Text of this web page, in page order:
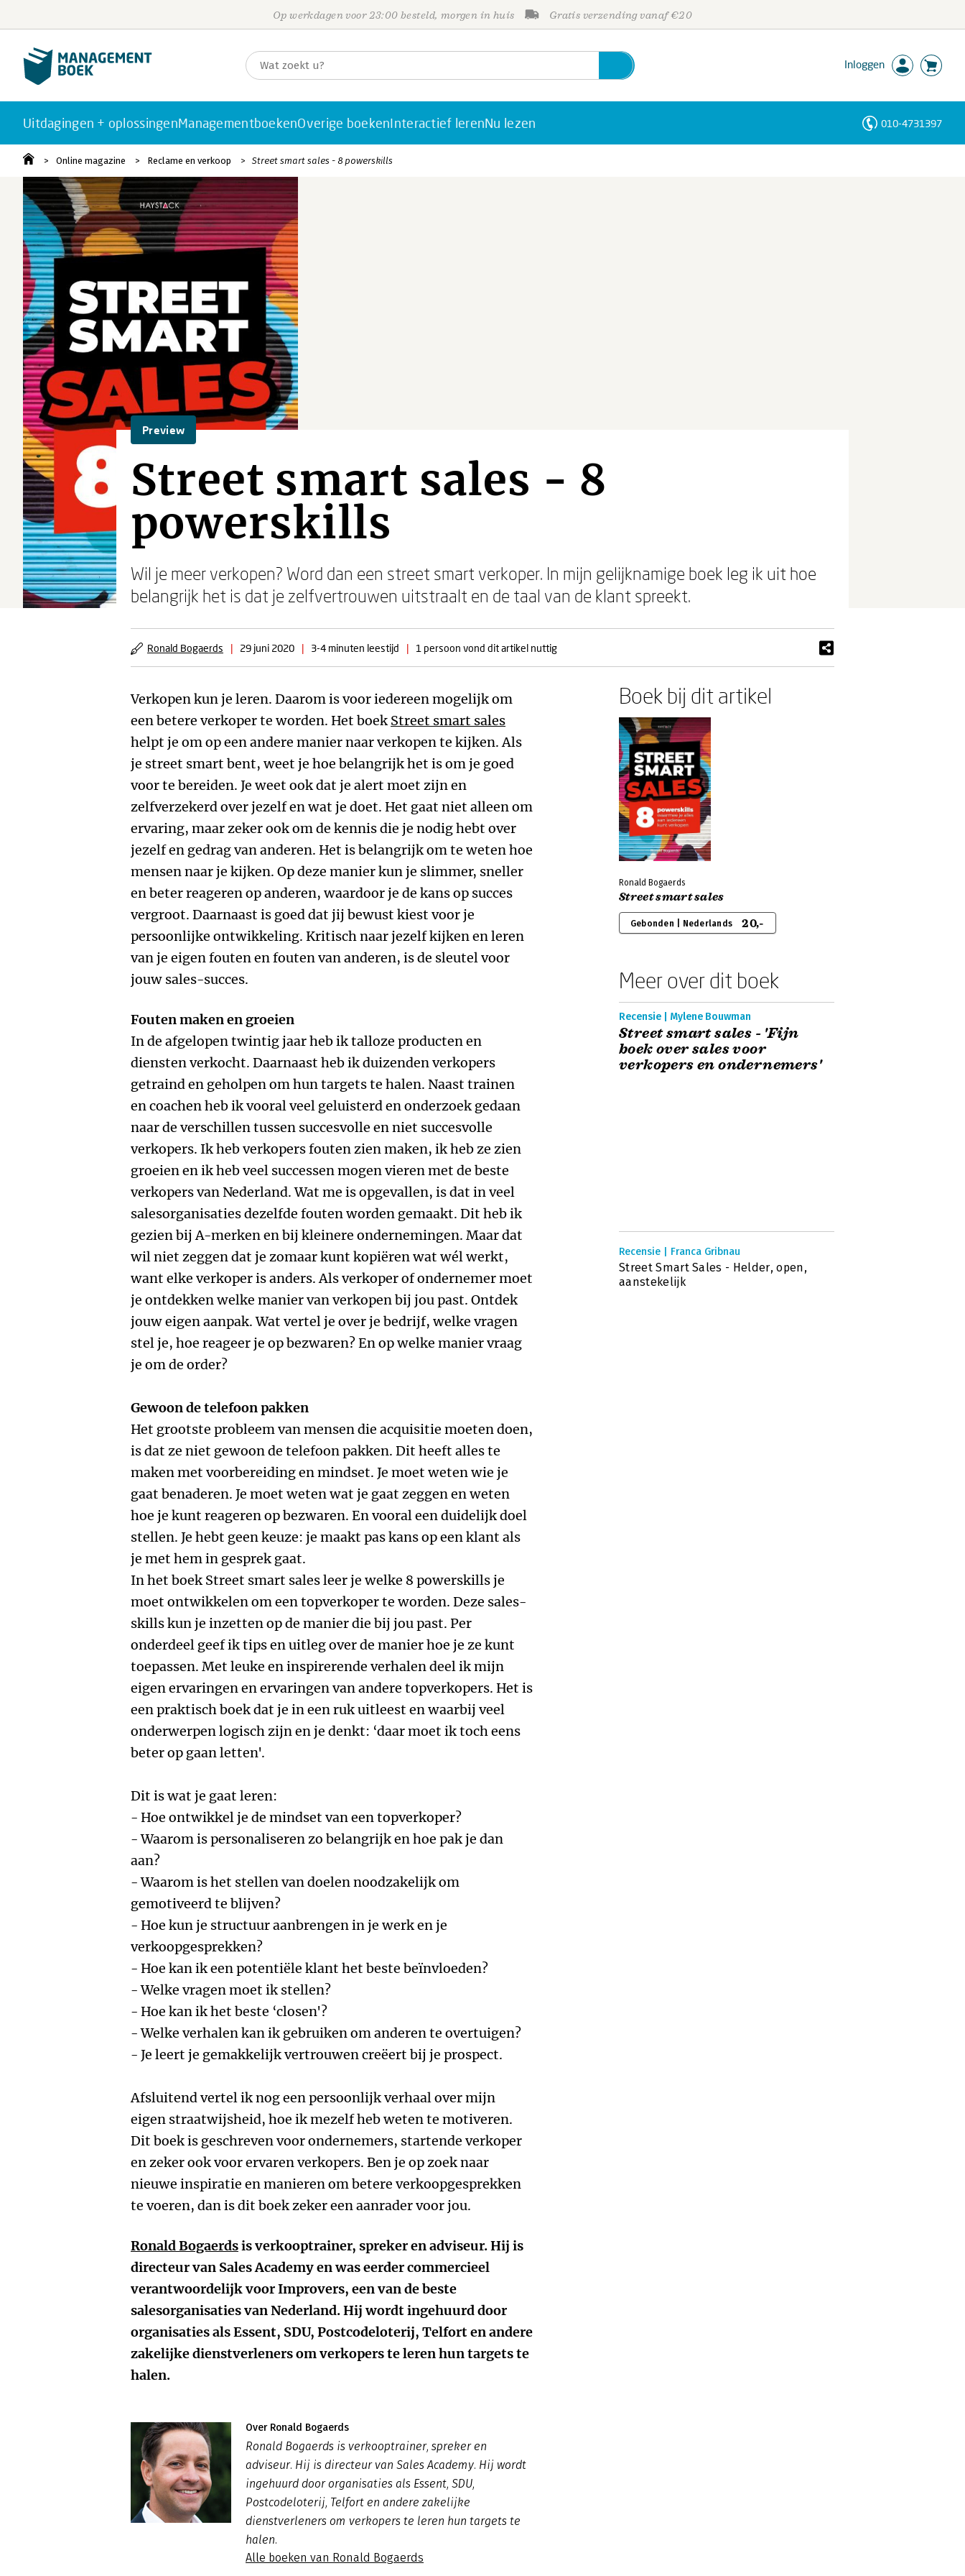
Op werkdagen voor 23:00 besteld, morgen in huis Gratis verzending vanaf €20
Inloggen
Uitdagingen + oplossingenManagementboekenOverige boekenInteractief lerenNu lezen 010-4731397
Online magazine Reclame en verkoop Street smart sales - 8 powerskills
Preview
Street smart sales - 8
powerskills
Wil je meer verkopen? Word dan een street smart verkoper. In mijn gelijknamige boek leg ik uit hoe
belangrijk het is dat je zelfvertrouwen uitstraalt en de taal van de klant spreekt.
Ronald Bogaerds | 29 juni 2020 | 3-4 minuten leestijd | 1 persoon vond dit artikel nuttig
Verkopen kun je leren. Daarom is voor iedereen mogelijk om
een betere verkoper te worden. Het boekStreet smart sales
helpt je om op een andere manier naar verkopen te kijken. Als
je street smart bent, weet je hoe belangrijk het is om je goed
voor te bereiden. Je weet ook dat je alert moet zijn en
zelfverzekerd over jezelf en wat je doet. Het gaat niet alleen om
ervaring, maar zeker ook om de kennis die je nodig hebt over
jezelf en gedrag van anderen. Het is belangrijk om te weten hoe
mensen naar je kijken. Op deze manier kun je slimmer, sneller
en beter reageren op anderen, waardoor je de kans op succes
vergroot. Daarnaast is goed dat jij bewust kiest voor je
persoonlijke ontwikkeling. Kritisch naar jezelf kijken en leren
van je eigen fouten en fouten van anderen, is de sleutel voor
jouw sales-succes.
Fouten maken en groeien
In de afgelopen twintig jaar heb ik talloze producten en
diensten verkocht. Daarnaast heb ik duizenden verkopers
getraind en geholpen om hun targets te halen. Naast trainen
en coachen heb ik vooral veel geluisterd en onderzoek gedaan
naar de verschillen tussen succesvolle en niet succesvolle
verkopers. Ik heb verkopers fouten zien maken, ik heb ze zien
groeien en ik heb veel successen mogen vieren met de beste
verkopers van Nederland. Wat me is opgevallen, is dat in veel
salesorganisaties dezelfde fouten worden gemaakt. Dit heb ik
gezien bij A-merken en bij kleinere ondernemingen. Maar dat
wil niet zeggen dat je zomaar kunt kopiëren wat wél werkt,
want elke verkoper is anders. Als verkoper of ondernemer moet
je ontdekken welke manier van verkopen bij jou past. Ontdek
jouw eigen aanpak. Wat vertel je over je bedrijf, welke vragen
stel je, hoe reageer je op bezwaren? En op welke manier vraag
je om de order?
Gewoon de telefoon pakken
Het grootste probleem van mensen die acquisitie moeten doen,
is dat ze niet gewoon de telefoon pakken. Dit heeft alles te
maken met voorbereiding en mindset. Je moet weten wie je
gaat benaderen. Je moet weten wat je gaat zeggen en weten
hoe je kunt reageren op bezwaren. En vooral een duidelijk doel
stellen. Je hebt geen keuze: je maakt pas kans op een klant als
je met hem in gesprek gaat.
In het boek Street smart sales leer je welke 8 powerskills je
moet ontwikkelen om een topverkoper te worden. Deze sales-
skills kun je inzetten op de manier die bij jou past. Per
onderdeel geef ik tips en uitleg over de manier hoe je ze kunt
toepassen. Met leuke en inspirerende verhalen deel ik mijn
eigen ervaringen en ervaringen van andere topverkopers. Het is
een praktisch boek dat je in een ruk uitleest en waarbij veel
onderwerpen logisch zijn en je denkt: ‘daar moet ik toch eens
beter op gaan letten'.
Dit is wat je gaat leren:
- Hoe ontwikkel je de mindset van een topverkoper?
- Waarom is personaliseren zo belangrijk en hoe pak je dan
aan?
- Waarom is het stellen van doelen noodzakelijk om
gemotiveerd te blijven?
- Hoe kun je structuur aanbrengen in je werk en je
verkoopgesprekken?
- Hoe kan ik een potentiële klant het beste beïnvloeden?
- Welke vragen moet ik stellen?
- Hoe kan ik het beste ‘closen'?
- Welke verhalen kan ik gebruiken om anderen te overtuigen?
- Je leert je gemakkelijk vertrouwen creëert bij je prospect.
Afsluitend vertel ik nog een persoonlijk verhaal over mijn
eigen straatwijsheid, hoe ik mezelf heb weten te motiveren.
Dit boek is geschreven voor ondernemers, startende verkoper
en zeker ook voor ervaren verkopers. Ben je op zoek naar
nieuwe inspiratie en manieren om betere verkoopgesprekken
te voeren, dan is dit boek zeker een aanrader voor jou.
Ronald Bogaerdsis verkooptrainer, spreker en adviseur. Hij is
directeur van Sales Academy en was eerder commercieel
verantwoordelijk voor Improvers, een van de beste
salesorganisaties van Nederland. Hij wordt ingehuurd door
organisaties als Essent, SDU, Postcodeloterij, Telfort en andere
zakelijke dienstverleners om verkopers te leren hun targets te
halen.
Over Ronald Bogaerds
Ronald Bogaerds is verkooptrainer, spreker en
adviseur. Hij is directeur van Sales Academy. Hij wordt
ingehuurd door organisaties als Essent, SDU,
Postcodeloterij, Telfort en andere zakelijke
dienstverleners om verkopers te leren hun targets te
halen.
Alle boeken van Ronald Bogaerds
Boek bij dit artikel
Ronald Bogaerds
Street smart sales
Gebonden | Nederlands 20,-
Meer over dit boek
Recensie | Mylene Bouwman
Street smart sales - 'Fijn
boek over sales voor
verkopers en ondernemers'
Recensie | Franca Gribnau
Street Smart Sales - Helder, open,
aanstekelijk
Personen